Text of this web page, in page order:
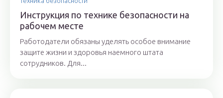
Инструкция по технике безопасности на
рабочем месте
Работодатели обязаны уделять особое внимание
защите жизни и здоровья наемного штата
сотрудников. Для...